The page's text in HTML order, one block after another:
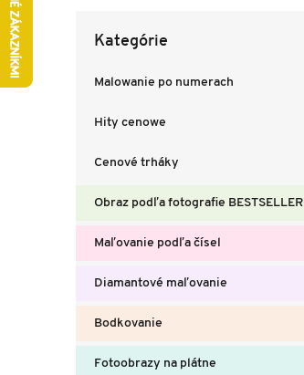
kategórie
Kategórie
Malowanie po numerach
Hity cenowe
Cenové trháky
Obraz podľa fotografie BESTSELLER
Maľovanie podľa čísel
Diamantové maľovanie
Bodkovanie
Fotoobrazy na plátne